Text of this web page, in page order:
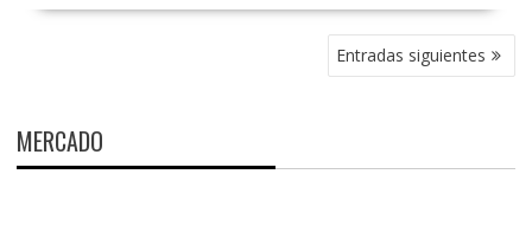
Entradas siguientes
MERCADO